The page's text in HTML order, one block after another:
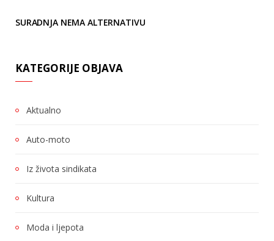
SURADNJA NEMA ALTERNATIVU
KATEGORIJE OBJAVA
Aktualno
Auto-moto
Iz života sindikata
Kultura
Moda i ljepota